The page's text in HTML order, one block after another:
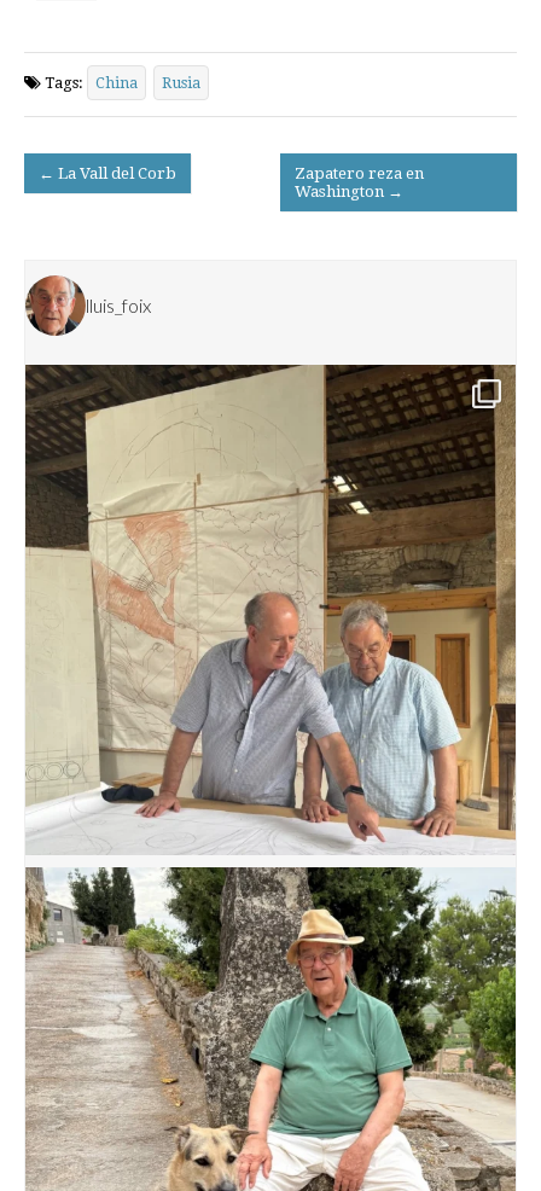
Tags: China Rusia
Post
navigation
← La Vall del Corb
Zapatero reza en
Washington →
lluis_foix